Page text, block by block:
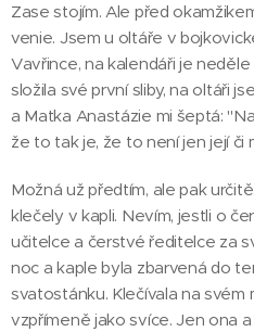
Zase stojím. Ale před
venie. Jsem u oltáře v
Vavřince, na kalendáři je neděle
složila své první sliby, na oltáři
a Matka Anastázie mi šeptá:
že to tak je, že to není jen její či
Možná už předtím, ale pak
klečely v kapli. Nevím, jestli o
učitelce a čerstvé ředitelce za
noc a kaple byla zbarvená do
svatostánku. Klečívala na svém
vzpřímeně jako svíce. Jen ona